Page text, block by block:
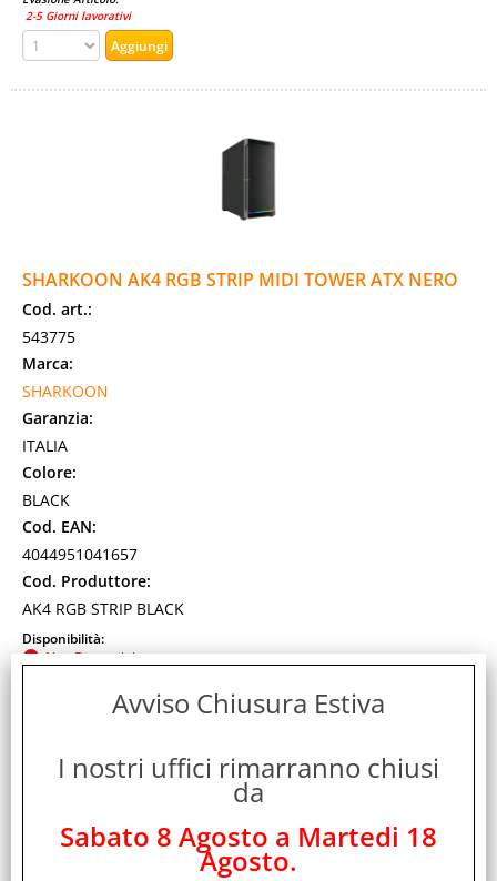
2-5 Giorni lavorativi
SHARKOON AK4 RGB STRIP MIDI TOWER ATX NERO
Cod. art.:
543775
Marca:
SHARKOON
Garanzia:
ITALIA
Colore:
BLACK
Cod. EAN:
4044951041657
Cod. Produttore:
AK4 RGB STRIP BLACK
Disponibilità:
Non Disponibile
Evasione Articolo:
2-5 Giorni lavorativiAvviso Chiusura Estiva
I nostri uffici rimarranno chiusi
da
Sabato 8 Agosto a Martedi 18
Agosto.